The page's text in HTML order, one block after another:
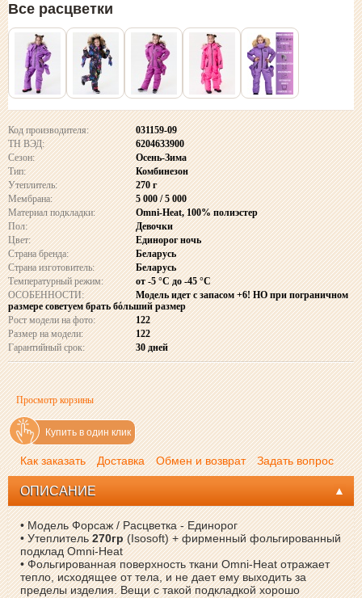
Все расцветки
Код производителя:
031159-09
ТН ВЭД:
6204633900
Сезон:
Осень-Зима
Тип:
Комбинезон
Утеплитель:
270 г
Мембрана:
5 000 / 5 000
Материал подкладки:
Omni-Heat, 100% полиэстер
Пол:
Девочки
Цвет:
Единорог ночь
Страна бренда:
Беларусь
Страна изготовитель:
Беларусь
Температурный режим:
от -5 °C до -45 °C
ОСОБЕННОСТИ:
Модель идет с запасом +6! НО при пограничном
размере советуем брать бόльший размер
Рост модели на фото:
122
Размер на модели:
122
Гарантийный срок:
30 дней
Просмотр корзины
Купить в один клик
Как заказать Доставка Обмен и возврат Задать вопрос
ОПИСАНИЕ
• Модель Форсаж / Расцветка - Единорог
• Утеплитель270гр(Isosoft) + фирменный фольгированный
подклад Omni-Heat
• Фольгированная поверхность ткани Omni-Heat отражает
тепло, исходящее от тела, и не дает ему выходить за
пределы изделия. Вещи с такой подкладкой хорошо